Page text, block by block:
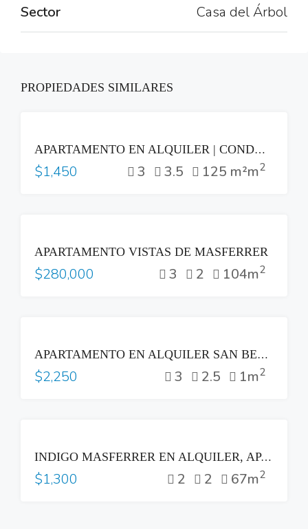
Sector Casa del Árbol
PROPIEDADES SIMILARES
APARTAMENTO EN ALQUILER | CONDOMINIO 71, COLONIA ESCALÓN
$1,450 3 3.5 125 m²m2
APARTAMENTO VISTAS DE MASFERRER
$280,000 3 2 104m2
APARTAMENTO EN ALQUILER SAN BENITO TORRE ALISIOS SAN SALVADOR
$2,250 3 2.5 1m2
INDIGO MASFERRER EN ALQUILER, APARTAMENTO DE 2 HABITACIONES A ESTRENAR
$1,300 2 2 67m2